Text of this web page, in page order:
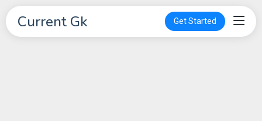
Current Gk Get Started